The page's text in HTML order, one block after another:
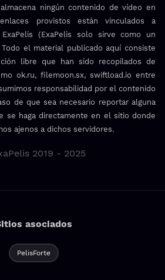
ningún contenido de vídeo en
provistos están vinculados a
(ExaPelis solo sirve como un
el material publicado aquí consiste
libre que han sido recopilados de
ok.ru, filemoon.sx, swiftload.io entre
responsabilidad por el contenido
de que sea necesario reportar alguna
se haga directamente en el sitio donde
ajenos a dichos servidores.
2019 - 2025
asociados
PelisForte